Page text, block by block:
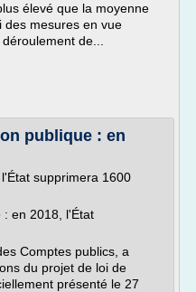
élevé que la moyenne
des mesures en vue
de...
publique : en
supprimera 1600
: en 2018, l'État
Comptes publics, a
du projet de loi de
présenté le 27